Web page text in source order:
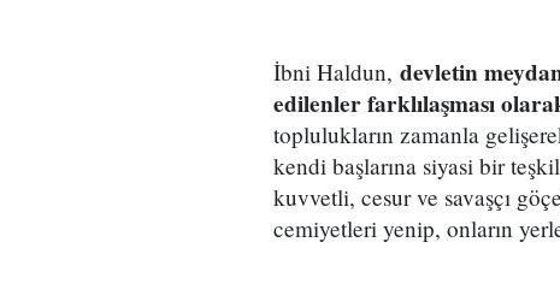
İbni Haldun, devletin
edilenler farklılaşması
toplulukların zamanla
kendi başlarına siyasi bir
kuvvetli, cesur ve savaşçı
cemiyetleri yenip, onların